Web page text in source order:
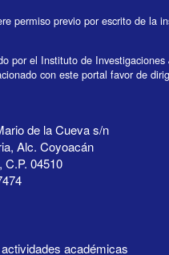
permiso previo por escrito de la
por el Instituto de Investigaciones
con este portal favor de
de la Cueva s/n
Alc. Coyoacán
C.P. 04510
académicas